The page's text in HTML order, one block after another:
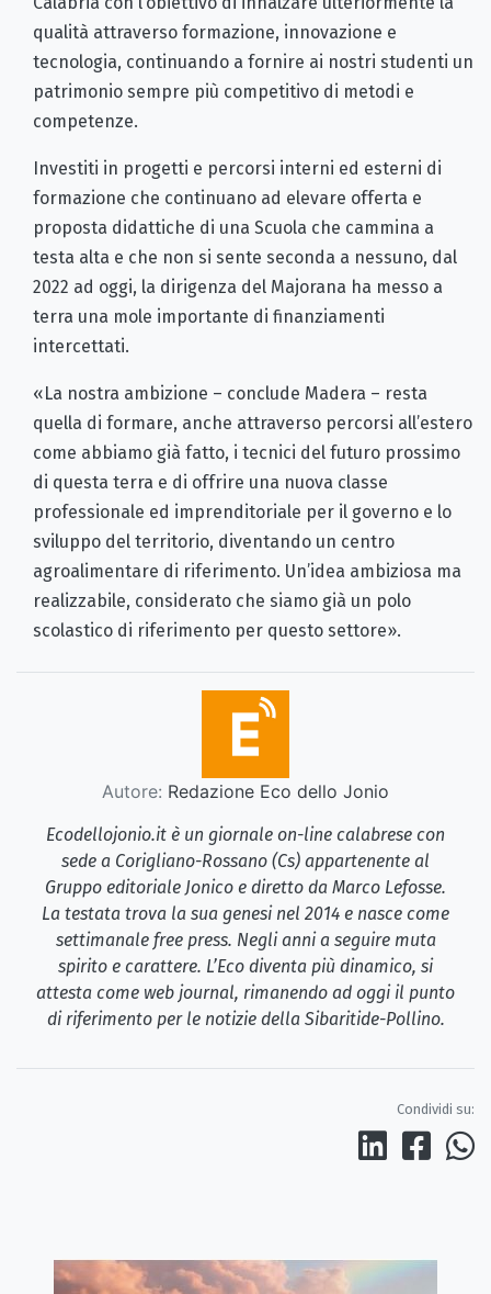
qualità attraverso formazione, innovazione e
tecnologia, continuando a fornire ai nostri studenti un
patrimonio sempre più competitivo di metodi e
competenze.
Investiti in progetti e percorsi interni ed esterni di
formazione che continuano ad elevare offerta e
proposta didattiche di una Scuola che cammina a
testa alta e che non si sente seconda a nessuno, dal
2022 ad oggi, la dirigenza del Majorana ha messo a
terra una mole importante di finanziamenti
intercettati.
«La nostra ambizione – conclude Madera – resta
quella di formare, anche attraverso percorsi all’estero
come abbiamo già fatto, i tecnici del futuro prossimo
di questa terra e di offrire una nuova classe
professionale ed imprenditoriale per il governo e lo
sviluppo del territorio, diventando un centro
agroalimentare di riferimento. Un’idea ambiziosa ma
realizzabile, considerato che siamo già un polo
scolastico di riferimento per questo settore».
Autore: Redazione Eco dello Jonio
Ecodellojonio.it è un giornale on-line calabrese con
sede a Corigliano-Rossano (Cs) appartenente al
Gruppo editoriale Jonico e diretto da Marco Lefosse.
La testata trova la sua genesi nel 2014 e nasce come
settimanale free press. Negli anni a seguire muta
spirito e carattere. L’Eco diventa più dinamico, si
attesta come web journal, rimanendo ad oggi il punto
di riferimento per le notizie della Sibaritide-Pollino.
Condividi su: